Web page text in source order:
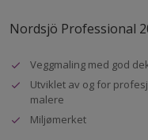
Nordsjö Professional
Veggmaling med god
Utviklet av og for
malere
Miljømerket